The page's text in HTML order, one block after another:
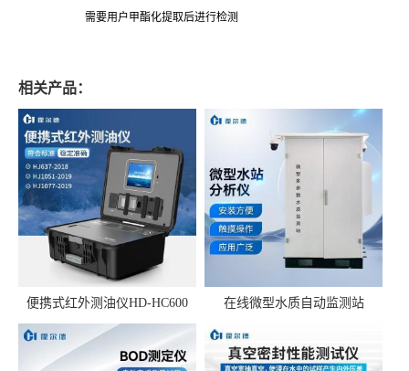
需要用户甲酯化提取后进行检测
相关产品：
便携式红外测油仪HD-HC600 在线微型水质自动监测站